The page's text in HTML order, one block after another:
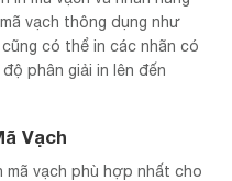
vạch thông dụng như
có thể in các nhãn có
phân giải in lên đến
Vạch
mã vạch phù hợp nhất cho